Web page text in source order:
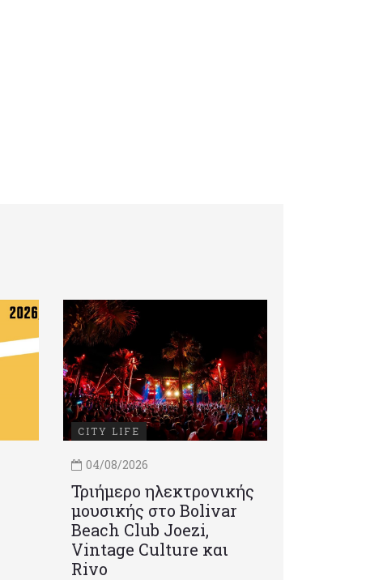
CITY LIFE
04/08/2026
Τριήμερο ηλεκτρονικής
μουσικής στο Bolivar
Beach Club Joezi,
Vintage Culture και
Rivo